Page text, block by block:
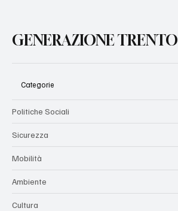
GENERAZIONE TRENTO
Categorie
Politiche Sociali
Sicurezza
Mobilità
Ambiente
Cultura